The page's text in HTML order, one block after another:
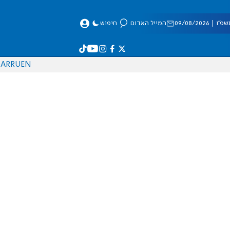
08/2026 המייל האדום חיפוש
EN
RU
AR